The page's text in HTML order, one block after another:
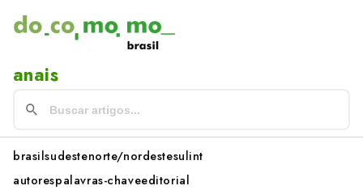
anais
brasilsudestenorte/nordestesulint
autorespalavras-chaveeditorial